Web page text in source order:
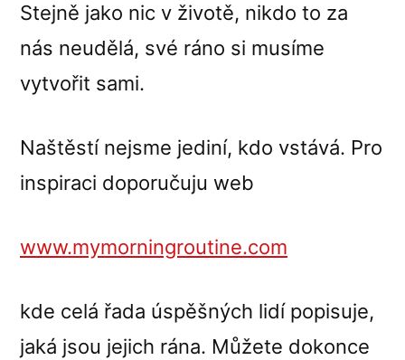
Stejně jako nic v životě, nikdo to za
nás neudělá, své ráno si musíme
vytvořit sami.
Naštěstí nejsme jediní, kdo vstává. Pro
inspiraci doporučuju web
www.mymorningroutine.com
kde celá řada úspěšných lidí popisuje,
jaká jsou jejich rána. Můžete dokonce